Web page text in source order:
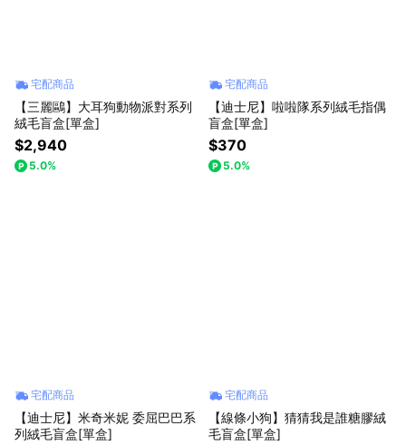
宅配商品
【三麗鷗】大耳狗動物派對系列
絨毛盲盒[單盒]
$2,940
5.0%
宅配商品
【迪士尼】啦啦隊系列絨毛指偶
盲盒[單盒]
$370
5.0%
宅配商品
【迪士尼】米奇米妮 委屈巴巴系
列絨毛盲盒[單盒]
宅配商品
【線條小狗】猜猜我是誰糖膠絨
毛盲盒[單盒]